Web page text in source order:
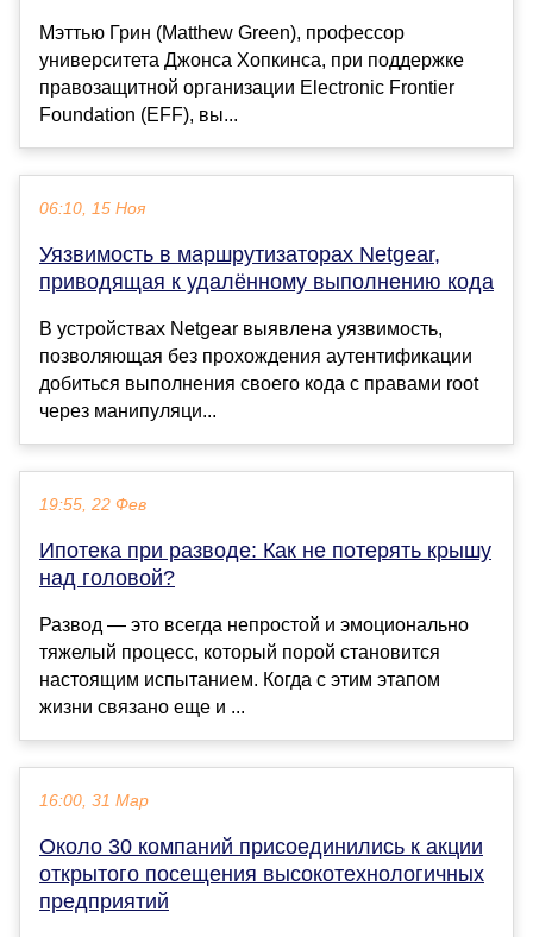
Мэттью Грин (Matthew Green), профессор
университета Джонса Хопкинса, при поддержке
правозащитной организации Electronic Frontier
Foundation (EFF), вы...
06:10, 15 Ноя
Уязвимость в маршрутизаторах Netgear,
приводящая к удалённому выполнению кода
В устройствах Netgear выявлена уязвимость,
позволяющая без прохождения аутентификации
добиться выполнения своего кода с правами root
через манипуляци...
19:55, 22 Фев
Ипотека при разводе: Как не потерять крышу
над головой?
Развод — это всегда непростой и эмоционально
тяжелый процесс, который порой становится
настоящим испытанием. Когда с этим этапом
жизни связано еще и ...
16:00, 31 Мар
Около 30 компаний присоединились к акции
открытого посещения высокотехнологичных
предприятий